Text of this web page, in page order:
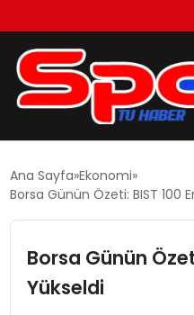
EKONOMI
Ana Sayfa Ekonomi
Borsa Günün Özeti: BIST 100
Borsa Günün
Yükseldi